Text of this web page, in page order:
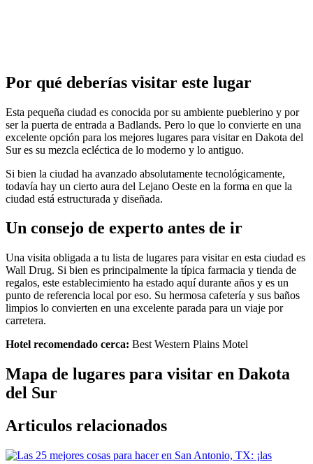
Por qué deberías visitar este lugar
Esta pequeña ciudad es conocida por su ambiente pueblerino y por
ser la puerta de entrada a Badlands. Pero lo que lo convierte en una
excelente opción para los mejores lugares para visitar en Dakota del
Sur es su mezcla ecléctica de lo moderno y lo antiguo.
Si bien la ciudad ha avanzado absolutamente tecnológicamente,
todavía hay un cierto aura del Lejano Oeste en la forma en que la
ciudad está estructurada y diseñada.
Un consejo de experto antes de ir
Una visita obligada a tu lista de lugares para visitar en esta ciudad es
Wall Drug. Si bien es principalmente la típica farmacia y tienda de
regalos, este establecimiento ha estado aquí durante años y es un
punto de referencia local por eso. Su hermosa cafetería y sus baños
limpios lo convierten en una excelente parada para un viaje por
carretera.
Hotel recomendado cerca: Best Western Plains Motel
Mapa de lugares para visitar en Dakota
del Sur
Articulos relacionados